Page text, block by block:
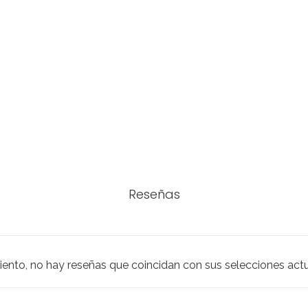
Reseñas
no hay reseñas que coincidan con sus selecciones